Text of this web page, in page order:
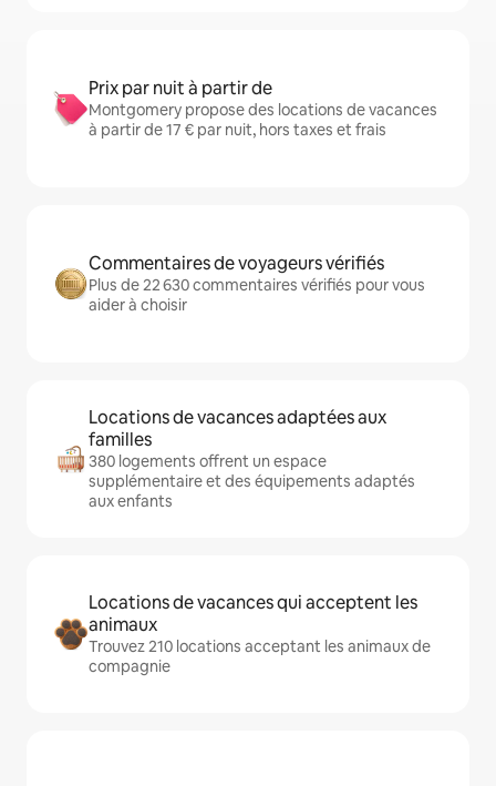
Prix par nuit à partir de
Montgomery propose des locations de vacances
à partir de 17 € par nuit, hors taxes et frais
Commentaires de voyageurs vérifiés
Plus de 22 630 commentaires vérifiés pour vous
aider à choisir
Locations de vacances adaptées aux
familles
380 logements offrent un espace
supplémentaire et des équipements adaptés
aux enfants
Locations de vacances qui acceptent les
animaux
Trouvez 210 locations acceptant les animaux de
compagnie